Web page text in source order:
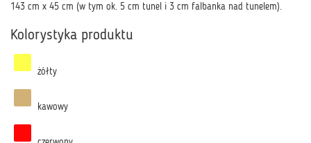
143 cm x 45 cm (w tym ok. 5 cm tunel i 3 cm falbanka nad tunelem).
Kolorystyka produktu
żółty
kawowy